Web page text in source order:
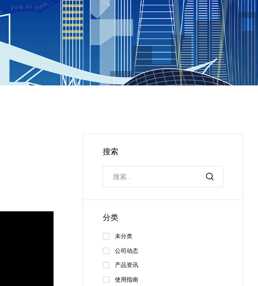
搜索
分类
未分类
公司动态
产品资讯
使用指南